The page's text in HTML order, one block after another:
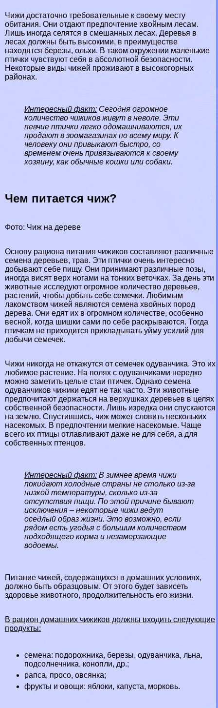
Чижи достаточно требовательные к своему месту
обитания. Они отдают предпочтение хвойным лесам.
Лишь иногда селятся в смешанных лесах. Деревья в
лесах должны быть высокими, в преимуществе
находятся березы, ольхи. В таком окружении маленькие
птички чувствуют себя в абсолютной безопасности.
Некоторые виды чижей проживают в высокогорных
районах.
Интересный факт: Сегодня огромное
количество чижиков живут в неволе. Эти
певчие птички легко одомашниваются, их
продают в зоомагазинах по всему миру. К
человеку они привыкают быстро, со
временем очень привязываются к своему
хозяину, как обычные кошки или собаки.
Чем питается чиж?
Фото: Чиж на дереве
Основу рациона питания чижиков составляют различные
семена деревьев, трав. Эти птички очень интересно
добывают себе пищу. Они принимают различные позы,
иногда висят верх ногами на тонких веточках. За день эти
животные исследуют огромное количество деревьев,
растений, чтобы добыть себе семечки. Любимым
лакомством чижей являются семена хвойных пород
дерева. Они едят их в огромном количестве, особенно
весной, когда шишки сами по себе раскрываются. Тогда
птичкам не приходится прикладывать уйму усилий для
добычи семечек.
Чижи никогда не откажутся от семечек одуванчика. Это их
любимое растение. На полях с одуванчиками нередко
можно заметить целые стаи птичек. Однако семена
одуванчиков чижики едят не так часто. Эти животные
предпочитают держаться на верхушках деревьев в целях
собственной безопасности. Лишь изредка они спускаются
на землю. Спустившись, чиж может словить нескольких
насекомых. В предпочтении мелкие насекомые. Чаще
всего их птицы отлавливают даже не для себя, а для
собственных птенцов.
Интересный факт: В зимнее время чижи
покидают холодные страны не столько из-за
низкой температуры, сколько из-за
отсутствия пищи. По этой причине бывают
исключения – некоторые чижи ведут
оседлый образ жизни. Это возможно, если
рядом есть угодья с большим количеством
подходящего корма и незамерзающие
водоемы.
Питание чижей, содержащихся в домашних условиях,
должно быть образцовым. От этого будет зависеть
здоровье животного, продолжительность его жизни.
В рацион домашних чижиков должны входить следующие
продукты:
семена: подорожника, березы, одуванчика, льна,
подсолнечника, конопли, др.;
рапса, просо, овсянка;
фрукты и овощи: яблоки, капуста, морковь.